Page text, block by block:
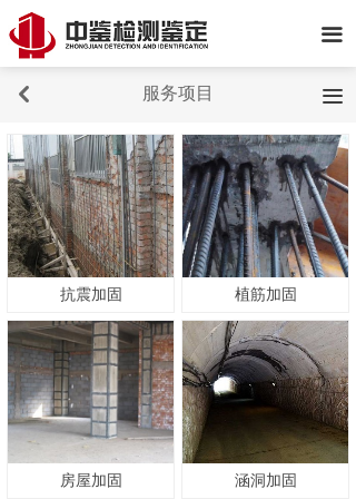
끀
낒 服务项目 끀
抗震加固 植筋加固
房屋加固 涵洞加固